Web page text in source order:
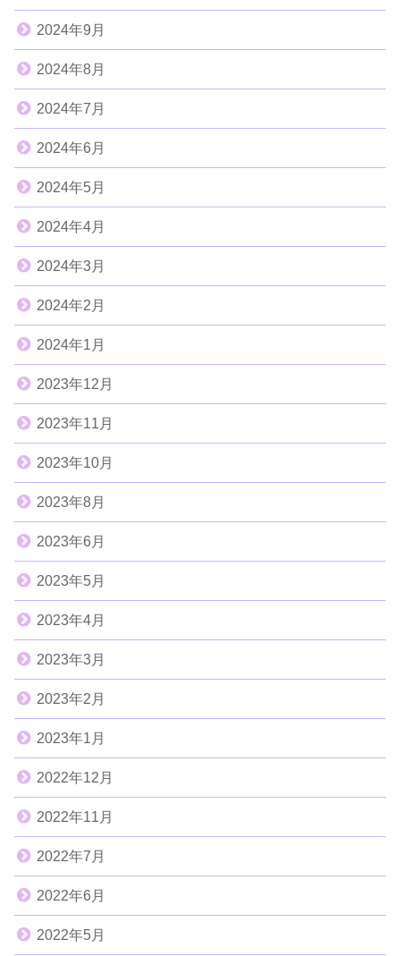
2024年9月
2024年8月
2024年7月
2024年6月
2024年5月
2024年4月
2024年3月
2024年2月
2024年1月
2023年12月
2023年11月
2023年10月
2023年8月
2023年6月
2023年5月
2023年4月
2023年3月
2023年2月
2023年1月
2022年12月
2022年11月
2022年7月
2022年6月
2022年5月